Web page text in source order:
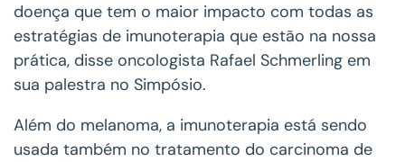
doença que tem o maior impacto com todas as
estratégias de imunoterapia que estão na nossa
prática, disse oncologista Rafael Schmerling em
sua palestra no Simpósio.
Além do melanoma, a imunoterapia está sendo
usada também no tratamento do carcinoma de